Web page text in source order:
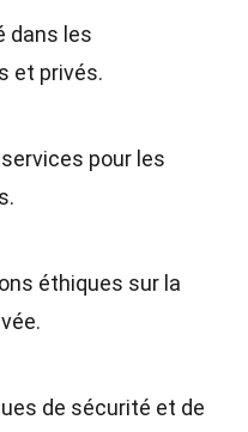
dans les
et privés.
pour les
éthiques sur la
de sécurité et de